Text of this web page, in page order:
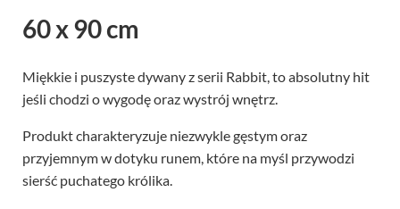
60 x 90 cm
Miękkie i puszyste dywany z serii Rabbit, to absolutny hit
jeśli chodzi o wygodę oraz wystrój wnętrz.
Produkt charakteryzuje niezwykle gęstym oraz
przyjemnym w dotyku runem, które na myśl przywodzi
sierść puchatego królika.